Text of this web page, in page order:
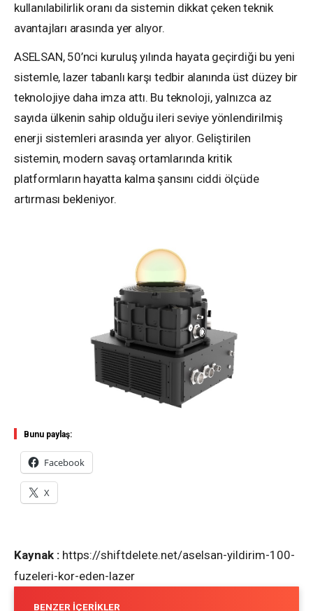
kullanılabilirlik oranı da sistemin dikkat çeken teknik
avantajları arasında yer alıyor.
ASELSAN, 50’nci kuruluş yılında hayata geçirdiği bu yeni
sistemle, lazer tabanlı karşı tedbir alanında üst düzey bir
teknolojiye daha imza attı. Bu teknoloji, yalnızca az
sayıda ülkenin sahip olduğu ileri seviye yönlendirilmiş
enerji sistemleri arasında yer alıyor. Geliştirilen
sistemin, modern savaş ortamlarında kritik
platformların hayatta kalma şansını ciddi ölçüde
artırması bekleniyor.
Bunu paylaş:
Facebook
X
Kaynak : https://shiftdelete.net/aselsan-yildirim-100-
fuzeleri-kor-eden-lazer
BENZER İÇERIKLER